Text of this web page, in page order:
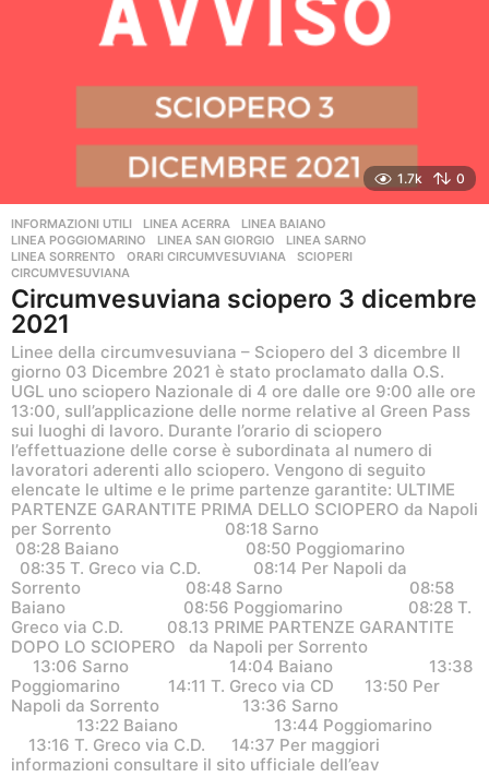
1.7k 0
INFORMAZIONI UTILI ,LINEA ACERRA ,LINEA BAIANO
LINEA POGGIOMARINO
,LINEA SAN GIORGIO ,LINEA SARNO
LINEA SORRENTO
,ORARI CIRCUMVESUVIANA ,SCIOPERI
CIRCUMVESUVIANA
Circumvesuviana sciopero 3 dicembre
2021
Linee della circumvesuviana – Sciopero del 3 dicembre Il
giorno 03 Dicembre 2021 è stato proclamato dalla O.S.
UGL uno sciopero Nazionale di 4 ore dalle ore 9:00 alle ore
13:00, sull’applicazione delle norme relative al Green Pass
sui luoghi di lavoro. Durante l’orario di sciopero
l’effettuazione delle corse è subordinata al numero di
lavoratori aderenti allo sciopero. Vengono di seguito
elencate le ultime e le prime partenze garantite: ULTIME
PARTENZE GARANTITE PRIMA DELLO SCIOPERO da Napoli
per Sorrento 08:18 Sarno
08:28 Baiano 08:50 Poggiomarino
08:35 T. Greco via C.D. 08:14 Per Napoli da
Sorrento 08:48 Sarno 08:58
Baiano 08:56 Poggiomarino 08:28 T.
Greco via C.D. 08.13 PRIME PARTENZE GARANTITE
DOPO LO SCIOPERO da Napoli per Sorrento
13:06 Sarno 14:04 Baiano 13:38
Poggiomarino 14:11 T. Greco via CD 13:50 Per
Napoli da Sorrento 13:36 Sarno
13:22 Baiano 13:44 Poggiomarino
13:16 T. Greco via C.D. 14:37 Per maggiori
informazioni consultare il sito ufficiale dell’eav